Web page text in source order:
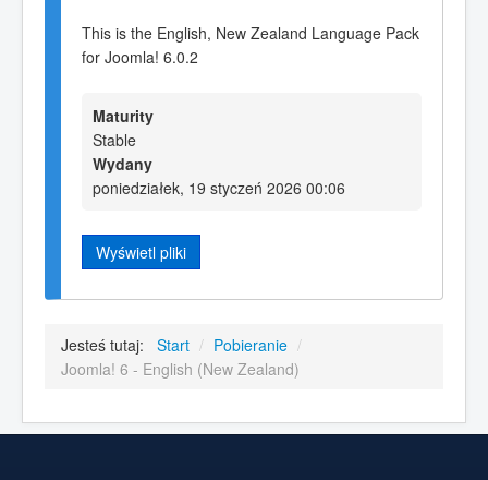
This is the English, New Zealand Language Pack
for Joomla! 6.0.2
Maturity
Stable
Wydany
poniedziałek, 19 styczeń 2026 00:06
Wyświetl pliki
Jesteś tutaj: Start / Pobieranie /
Joomla! 6 - English (New Zealand)